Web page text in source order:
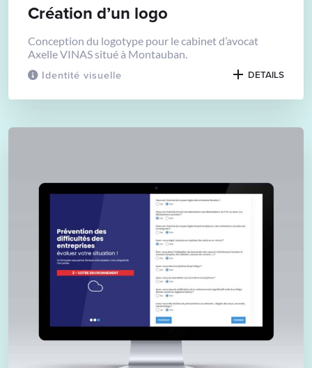
Identité visuelle
Création d’un logo
Conception du logotype pour le cabinet d’avocat
Axelle VINAS situé à Montauban.
DETAILS